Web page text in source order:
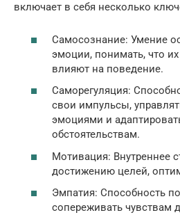
включает в себя несколько
Самосознание: Умение
эмоции, понимать, что
влияют на поведение.
Саморегуляция:
свои импульсы,
эмоциями и
обстоятельствам.
Мотивация: Внутреннее
достижению целей,
Эмпатия: Способность
сопереживать чувствам